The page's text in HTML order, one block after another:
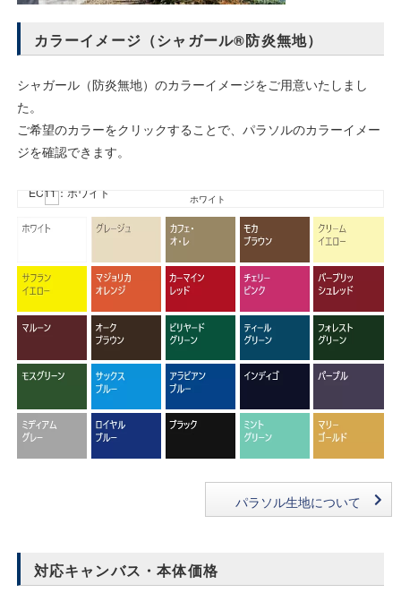
カラーイメージ（シャガール®防炎無地）
シャガール（防炎無地）のカラーイメージをご用意いたしまし
た。
ご希望のカラーをクリックすることで、パラソルのカラーイメー
ジを確認できます。
EC11：ホワイト
パラソル生地について
対応キャンバス・本体価格